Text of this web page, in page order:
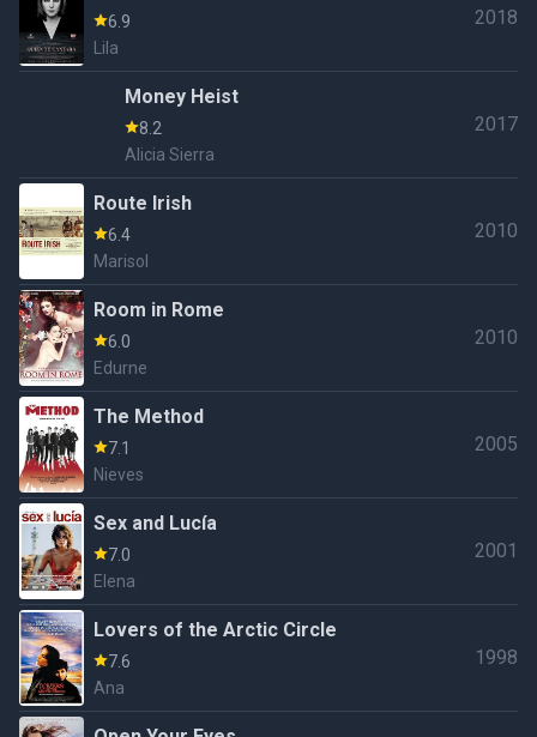
6.9
Lila
2018
Money Heist
8.2
Alicia Sierra
2017
Route Irish
6.4
Marisol
2010
Room in Rome
6.0
Edurne
2010
The Method
7.1
Nieves
2005
Sex and Lucía
7.0
Elena
2001
Lovers of the Arctic Circle
7.6
Ana
1998